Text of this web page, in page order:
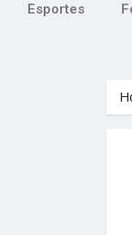
Esportes